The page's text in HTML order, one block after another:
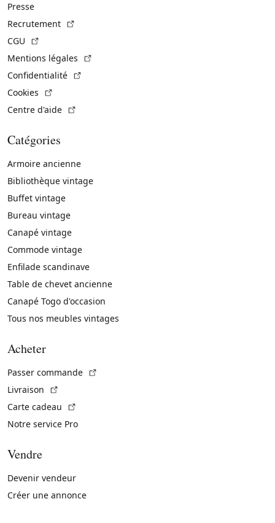
Presse
Recrutement
CGU
Mentions légales
Confidentialité
Cookies
Centre d'aide
Catégories
Armoire ancienne
Bibliothèque vintage
Buffet vintage
Bureau vintage
Canapé vintage
Commode vintage
Enfilade scandinave
Table de chevet ancienne
Canapé Togo d'occasion
Tous nos meubles vintages
Acheter
Passer commande
Livraison
Carte cadeau
Notre service Pro
Vendre
Devenir vendeur
Créer une annonce